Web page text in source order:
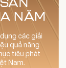
NĂM
các giải
quả năng
tiêu phát
Nam.